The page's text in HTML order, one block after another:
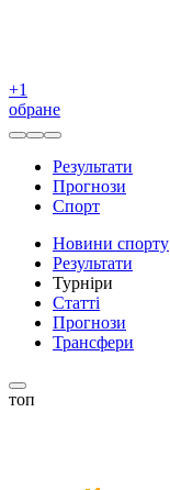
+1
обране
Результати
Прогнози
Спорт
Новини спорту
Результати
Турніри
Статті
Прогнози
Трансфери
топ